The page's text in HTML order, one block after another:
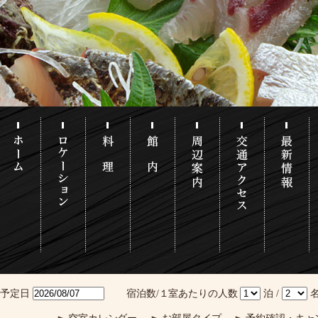
定日 宿泊数/１室あたりの人数 泊 /